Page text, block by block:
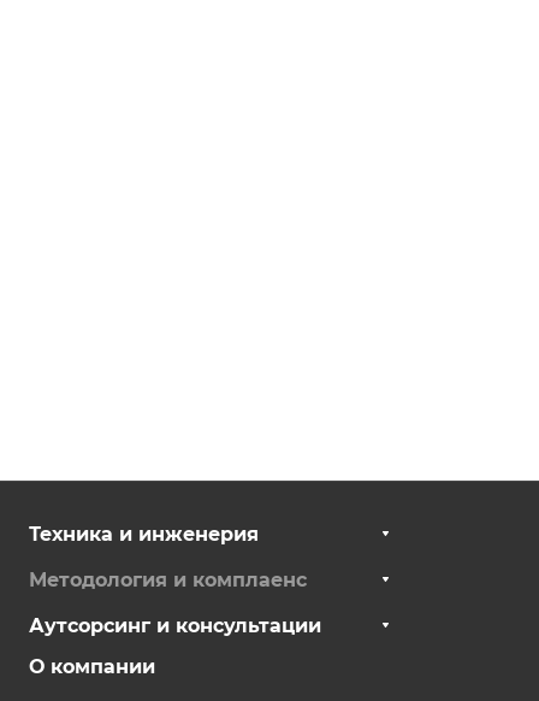
Техника и инженерия
Методология и комплаенс
Аутсорсинг и консультации
О компании